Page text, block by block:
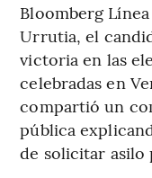
Bloomberg
Urrutia, el
victoria en las
celebradas en
compartió un
pública
de solicitar asilo